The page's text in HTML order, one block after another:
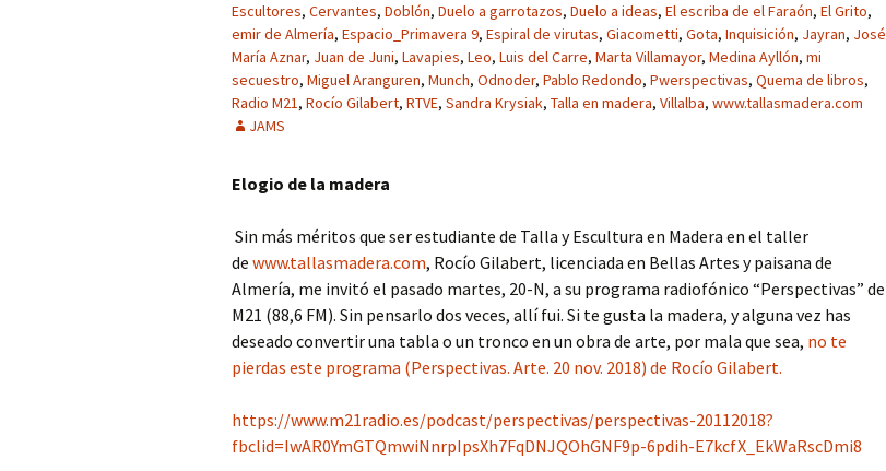
Escultores, Cervantes, Doblón, Duelo a garrotazos, Duelo a ideas, El escriba de el Faraón, El Grito,
emir de Almería, Espacio_Primavera 9, Espiral de virutas, Giacometti, Gota, Inquisición, Jayran, José
María Aznar, Juan de Juni, Lavapies, Leo, Luis del Carre, Marta Villamayor, Medina Ayllón, mi
secuestro, Miguel Aranguren, Munch, Odnoder, Pablo Redondo, Pwerspectivas, Quema de libros,
Radio M21, Rocío Gilabert, RTVE, Sandra Krysiak, Talla en madera, Villalba, www.tallasmadera.com
JAMS
Elogio de la madera
Sin más méritos que ser estudiante de Talla y Escultura en Madera en el taller
de www.tallasmadera.com, Rocío Gilabert, licenciada en Bellas Artes y paisana de
Almería, me invitó el pasado martes, 20-N, a su programa radiofónico “Perspectivas” de
M21 (88,6 FM). Sin pensarlo dos veces, allí fui. Si te gusta la madera, y alguna vez has
deseado convertir una tabla o un tronco en un obra de arte, por mala que sea, no te
pierdas este programa (Perspectivas. Arte. 20 nov. 2018) de Rocío Gilabert.
https://www.m21radio.es/podcast/perspectivas/perspectivas-20112018?
fbclid=IwAR0YmGTQmwiNnrpIpsXh7FqDNJQOhGNF9p-6pdih-E7kcfX_EkWaRscDmi8